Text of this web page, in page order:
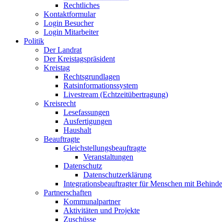
Rechtliches
Kontaktformular
Login Besucher
Login Mitarbeiter
Politik
Der Landrat
Der Kreistagspräsident
Kreistag
Rechtsgrundlagen
Ratsinformationssystem
Livestream (Echtzeitübertragung)
Kreisrecht
Lesefassungen
Ausfertigungen
Haushalt
Beauftragte
Gleichstellungsbeauftragte
Veranstaltungen
Datenschutz
Datenschutzerklärung
Integrationsbeauftragter für Menschen mit
Partnerschaften
Kommunalpartner
Aktivitäten und Projekte
Zuschüsse